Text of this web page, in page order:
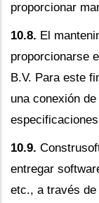
proporcionar
10.8. El
proporcionarse
B.V. Para este
una conexión
10.9.
entregar
etc., a través